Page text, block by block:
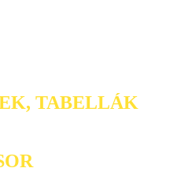
TABELLÁK